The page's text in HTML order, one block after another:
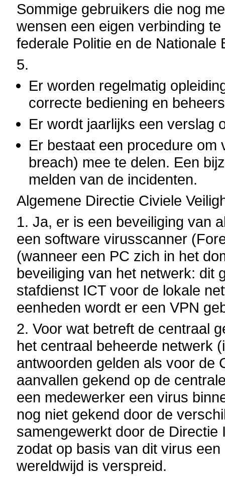
Sommige gebruikers die nog
wensen een eigen verbinding
federale Politie en de Nationale
5.
Er worden regelmatig
correcte bediening en
Er wordt jaarlijks een verslag
Er bestaat een procedure om
breach) mee te delen. Een
melden van de incidenten.
Algemene Directie Civiele
1. Ja, er is een beveiliging van
een software virusscanner
(wanneer een PC zich in het
beveiliging van het netwerk: dit
stafdienst ICT voor de lokale
eenheden wordt er een VPN
2. Voor wat betreft de centraal
het centraal beheerde netwerk
antwoorden gelden als voor de
aanvallen gekend op de
een medewerker een virus
nog niet gekend door de
samengewerkt door de
zodat op basis van dit virus
wereldwijd is verspreid.